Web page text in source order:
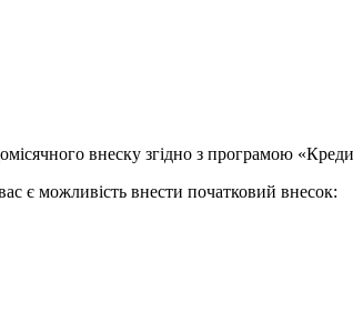
внеску згідно з програмою
є можливість внести початковий внесок: